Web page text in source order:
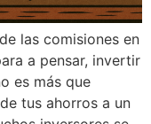
las comisiones en
a pensar, invertir
es más que
tus ahorros a un